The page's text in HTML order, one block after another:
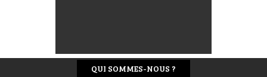
QUI SOMMES-NOUS ?